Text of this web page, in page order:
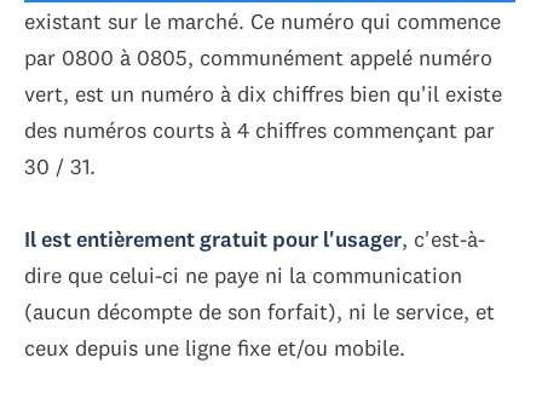
existant sur le marché. Ce numéro qui commence
par 0800 à 0805, communément appelé numéro
vert, est un numéro à dix chiffres bien qu'il existe
des numéros courts à 4 chiffres commençant par
30 / 31.
Il est entièrement gratuit pour l'usager, c'est-à-
dire que celui-ci ne paye ni la communication
(aucun décompte de son forfait), ni le service, et
ceux depuis une ligne fixe et/ou mobile.